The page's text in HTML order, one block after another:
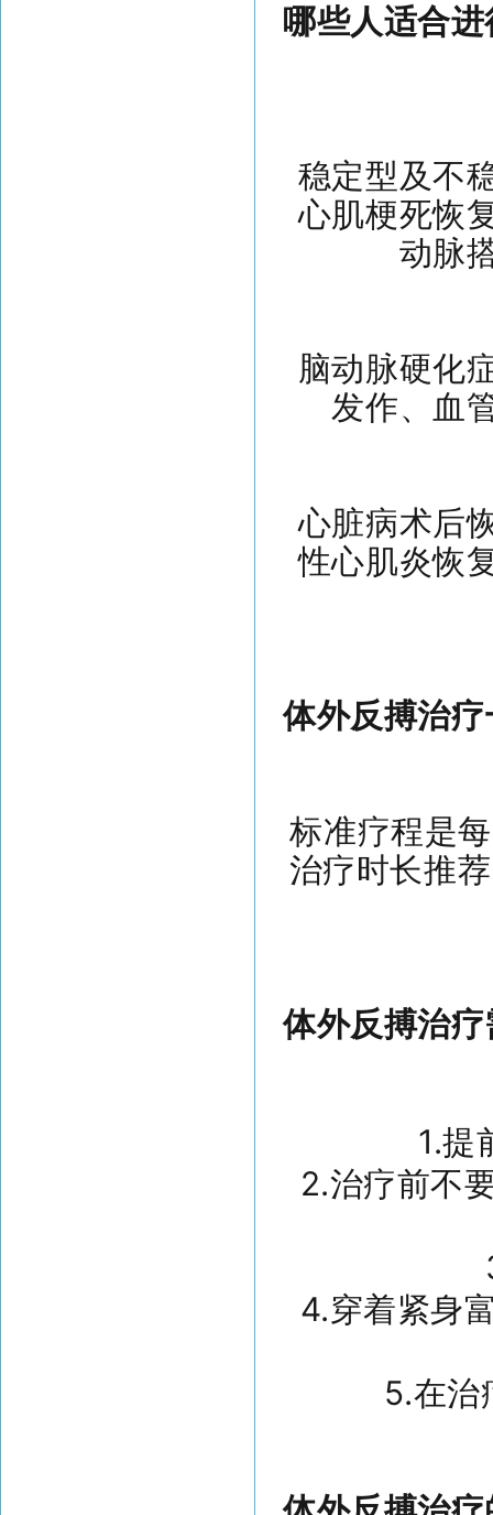
哪些人适合
稳定型及不
心肌梗死恢
动脉
脑动脉硬化
发作、血
心脏病术后
性心肌炎恢
体外反搏治
标准疗程是
治疗时长推
体外反搏治
1.提
2.治疗前不
4.穿着紧身
5.在治